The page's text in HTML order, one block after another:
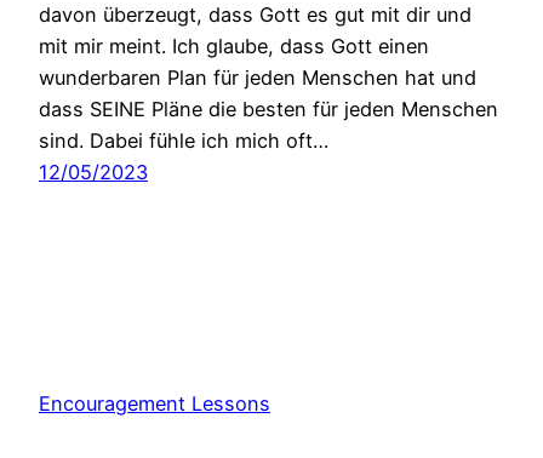
davon überzeugt, dass Gott es gut mit dir und
mit mir meint. Ich glaube, dass Gott einen
wunderbaren Plan für jeden Menschen hat und
dass SEINE Pläne die besten für jeden Menschen
sind. Dabei fühle ich mich oft…
12/05/2023
Encouragement Lessons